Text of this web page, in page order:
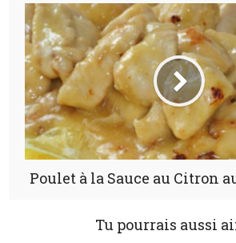
Poulet à la Sauce au Citron
Tu pourrais aussi